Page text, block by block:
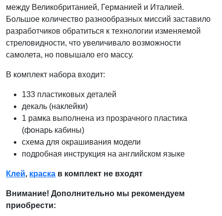
между Великобританией, Германией и Италией.
Большое количество разнообразных миссий заставило
разработчиков обратиться к технологии изменяемой
стреловидности, что увеличивало возможности
самолета, но повышало его массу.
В комплект набора входит:
133 пластиковых деталей
декаль (наклейки)
1 рамка выполнена из прозрачного пластика
(фонарь кабины)
схема для окрашивания модели
подробная инструкция на английском языке
Клей, краска в комплект не входят
Внимание! Дополнительно мы рекомендуем
приобрести: